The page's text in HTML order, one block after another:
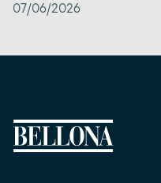
07/06/2026